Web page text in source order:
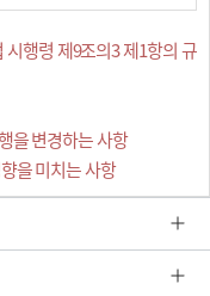
행령 제9조의3 제1항의 규
을 변경하는 사항
을 미치는 사항